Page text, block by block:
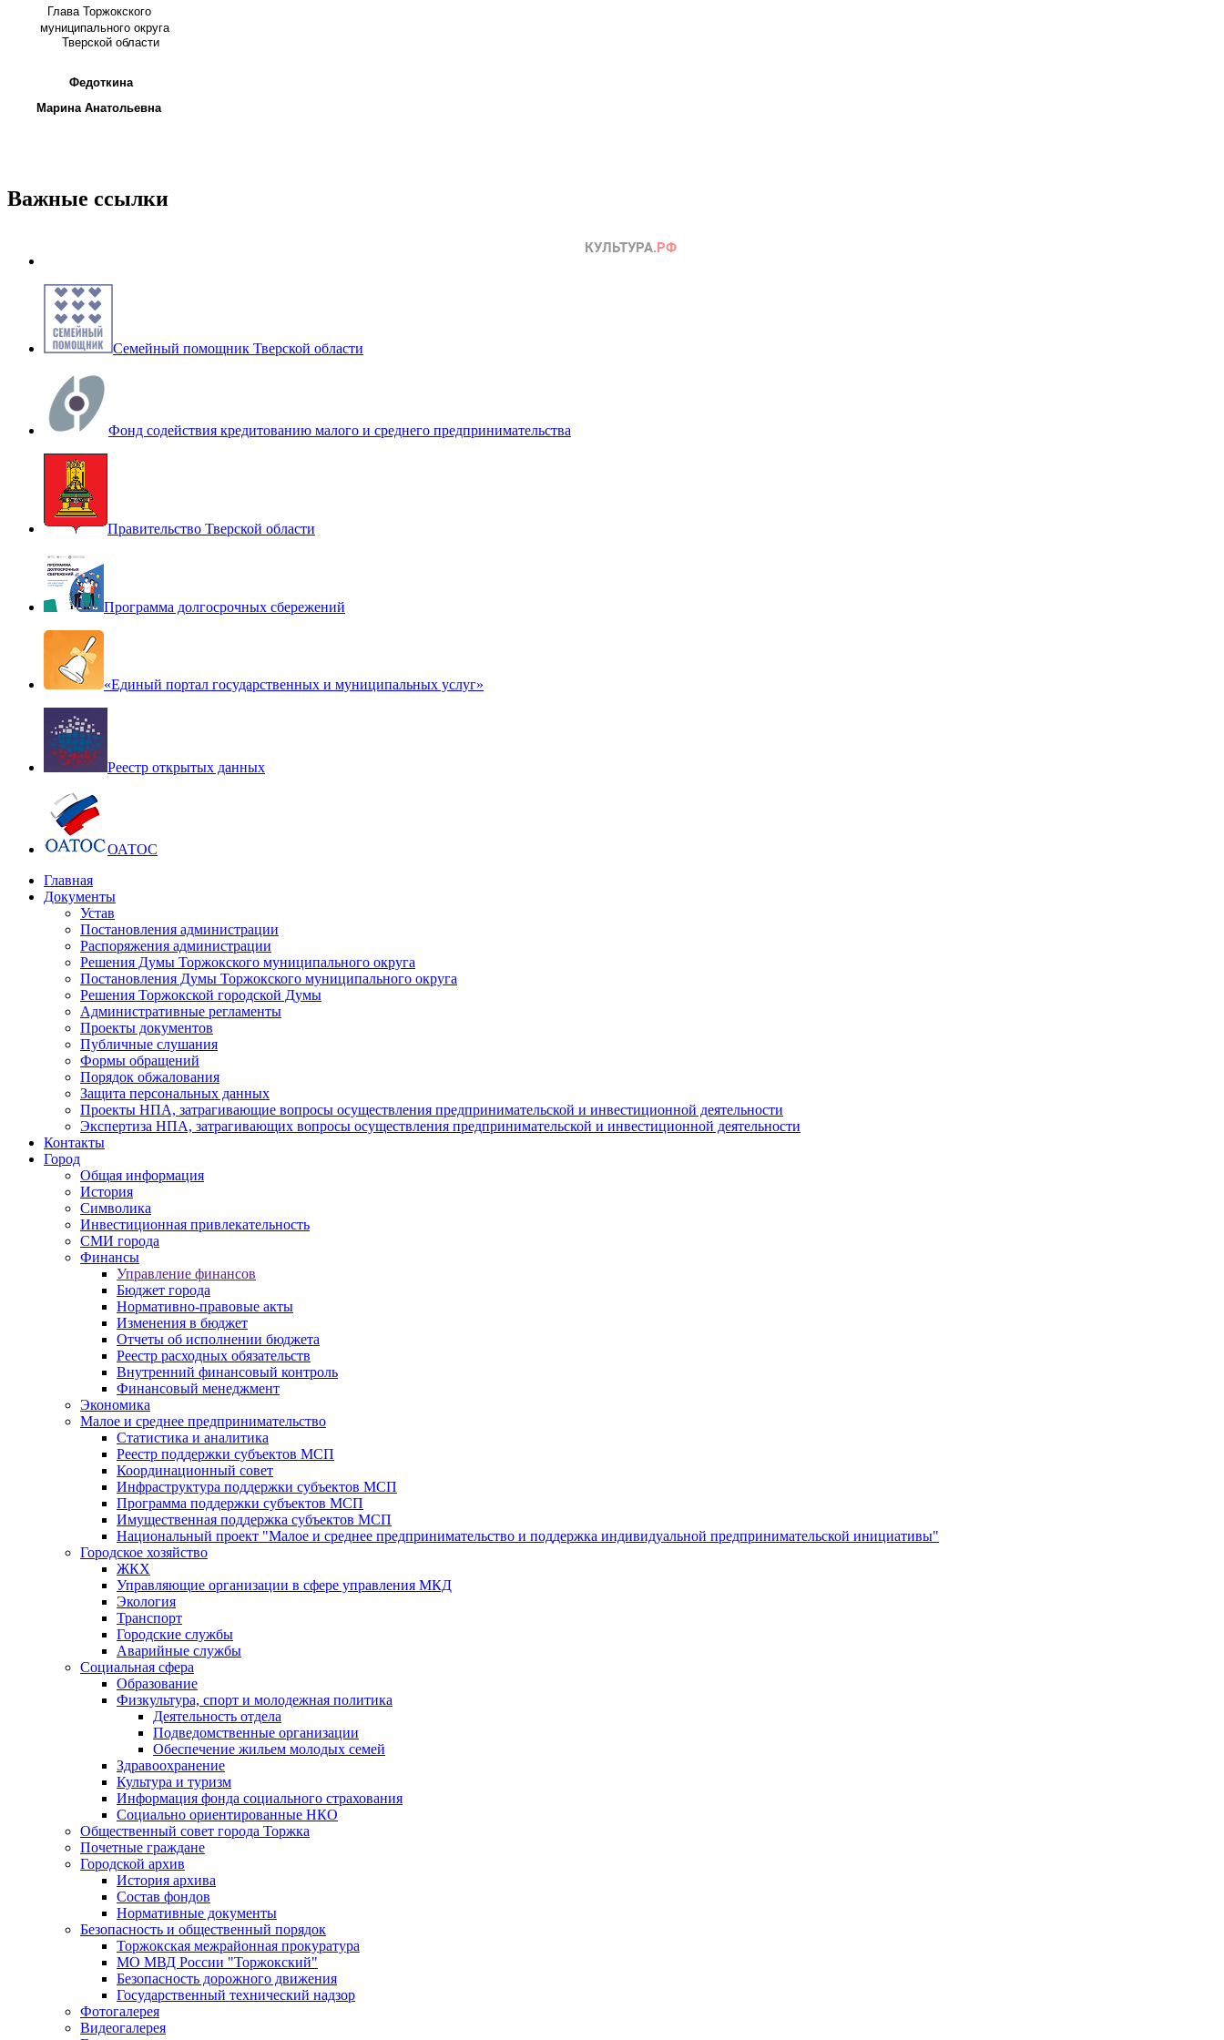
Глава Торжокского
муниципального округа
Тверской области
Федоткина
Марина Анатольевна
Важные ссылки
Семейный помощник Тверской области
Фонд содействия кредитованию малого и среднего предпринимательства
Правительство Тверской области
Программа долгосрочных сбережений
«Единый портал государственных и муниципальных услуг»
Реестр открытых данных
ОАТОС
Главная
Документы
Устав
Постановления администрации
Распоряжения администрации
Решения Думы Торжокского муниципального округа
Постановления Думы Торжокского муниципального округа
Решения Торжокской городской Думы
Административные регламенты
Проекты документов
Публичные слушания
Формы обращений
Порядок обжалования
Защита персональных данных
Проекты НПА, затрагивающие вопросы осуществления предпринимательской и инвестиционной деятельности
Экспертиза НПА, затрагивающих вопросы осуществления предпринимательской и инвестиционной деятельности
Контакты
Город
Общая информация
История
Символика
Инвестиционная привлекательность
СМИ города
Финансы
Управление финансов
Бюджет города
Нормативно-правовые акты
Изменения в бюджет
Отчеты об исполнении бюджета
Реестр расходных обязательств
Внутренний финансовый контроль
Финансовый менеджмент
Экономика
Малое и среднее предпринимательство
Статистика и аналитика
Реестр поддержки субъектов МСП
Координационный совет
Инфраструктура поддержки субъектов МСП
Программа поддержки субъектов МСП
Имущественная поддержка субъектов МСП
Национальный проект "Малое и среднее предпринимательство и поддержка индивидуальной предпринимательской инициативы"
Городское хозяйство
ЖКХ
Управляющие организации в сфере управления МКД
Экология
Транспорт
Городские службы
Аварийные службы
Социальная сфера
Образование
Физкультура, спорт и молодежная политика
Деятельность отдела
Подведомственные организации
Обеспечение жильем молодых семей
Здравоохранение
Культура и туризм
Информация фонда социального страхования
Социально ориентированные НКО
Общественный совет города Торжка
Почетные граждане
Городской архив
История архива
Состав фондов
Нормативные документы
Безопасность и общественный порядок
Торжокская межрайонная прокуратура
МО МВД России "Торжокский"
Безопасность дорожного движения
Государственный технический надзор
Фотогалерея
Видеогалерея